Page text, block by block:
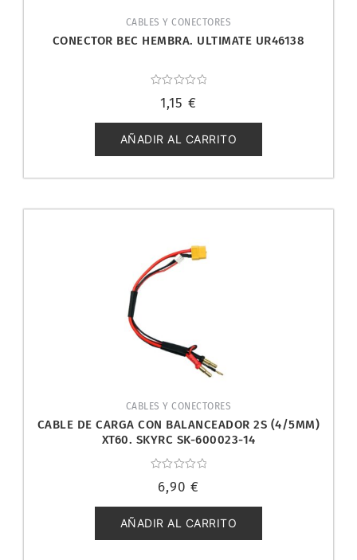
CABLES Y CONECTORES
CONECTOR BEC HEMBRA. ULTIMATE UR46138
con
de
5
1,15 €
AÑADIR AL CARRITO
CABLES Y CONECTORES
CABLE DE CARGA CON BALANCEADOR 2S (4/5MM)
XT60. SKYRC SK-600023-14
con
de
5
6,90 €
AÑADIR AL CARRITO